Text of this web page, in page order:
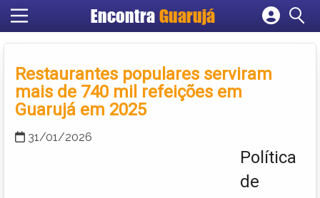
Encontra Guarujá
Cadastrar empresa
Criar conta
Restaurantes populares serviram
mais de 740 mil refeições em
Guarujá em 2025
31/01/2026
Política
de